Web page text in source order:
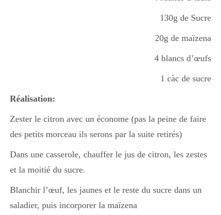
130g de Sucre
20g de maïzena
4 blancs d’œufs
1 càc de sucre
Réalisation:
Zester le citron avec un économe (pas la peine de faire
des petits morceau ils serons par la suite retirés)
Dans une casserole, chauffer le jus de citron, les zestes
et la moitié du sucre.
Blanchir l’œuf, les jaunes et le reste du sucre dans un
saladier, puis incorporer la maïzena